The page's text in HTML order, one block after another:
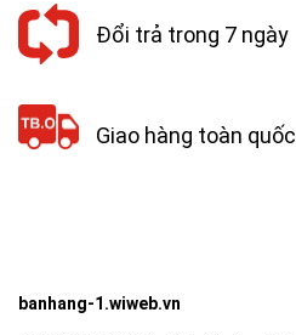
Đổi trả trong 7 ngày
Giao hàng toàn quốc
banhang-1.wiweb.vn